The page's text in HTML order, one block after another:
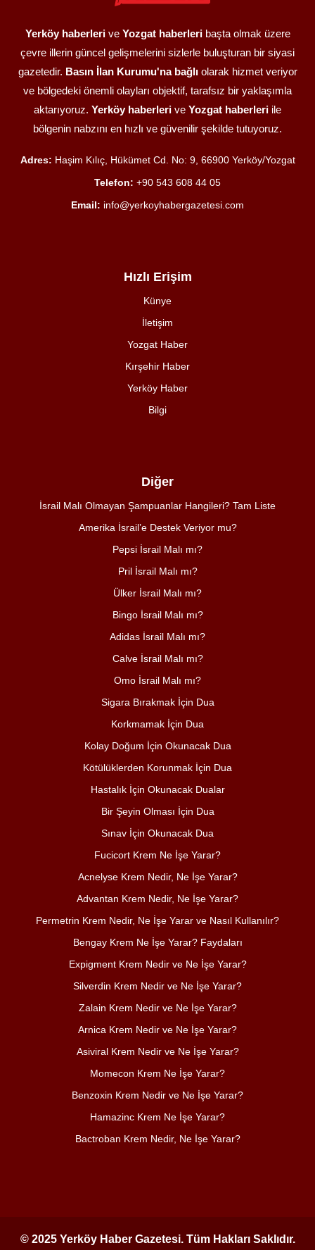
Yerköy haberlerive Yozgat haberleribaşta olmak üzere
çevre illerin güncel gelişmelerini sizlerle buluşturan bir siyasi
gazetedir. Basın İlan Kurumu'na bağlıolarak hizmet veriyor
ve bölgedeki önemli olayları objektif, tarafsız bir yaklaşımla
aktarıyoruz. Yerköy haberleri ve Yozgat haberleri ile
bölgenin nabzını en hızlı ve güvenilir şekilde tutuyoruz.
Adres: Haşim Kılıç, Hükümet Cd. No: 9, 66900 Yerköy/Yozgat
Telefon: +90 543 608 44 05
Email: info@yerkoyhabergazetesi.com
Hızlı Erişim
Künye
İletişim
Yozgat Haber
Kırşehir Haber
Yerköy Haber
Bilgi
Diğer
İsrail Malı Olmayan Şampuanlar Hangileri? Tam Liste
Amerika İsrail’e Destek Veriyor mu?
Pepsi İsrail Malı mı?
Pril İsrail Malı mı?
Ülker İsrail Malı mı?
Bingo İsrail Malı mı?
Adidas İsrail Malı mı?
Calve İsrail Malı mı?
Omo İsrail Malı mı?
Sigara Bırakmak İçin Dua
Korkmamak İçin Dua
Kolay Doğum İçin Okunacak Dua
Kötülüklerden Korunmak İçin Dua
Hastalık İçin Okunacak Dualar
Bir Şeyin Olması İçin Dua
Sınav İçin Okunacak Dua
Fucicort Krem Ne İşe Yarar?
Acnelyse Krem Nedir, Ne İşe Yarar?
Advantan Krem Nedir, Ne İşe Yarar?
Permetrin Krem Nedir, Ne İşe Yarar ve Nasıl Kullanılır?
Bengay Krem Ne İşe Yarar? Faydaları
Expigment Krem Nedir ve Ne İşe Yarar?
Silverdin Krem Nedir ve Ne İşe Yarar?
Zalain Krem Nedir ve Ne İşe Yarar?
Arnica Krem Nedir ve Ne İşe Yarar?
Asiviral Krem Nedir ve Ne İşe Yarar?
Momecon Krem Ne İşe Yarar?
Benzoxin Krem Nedir ve Ne İşe Yarar?
Hamazinc Krem Ne İşe Yarar?
Bactroban Krem Nedir, Ne İşe Yarar?
© 2025 Yerköy Haber Gazetesi. Tüm Hakları Saklıdır.